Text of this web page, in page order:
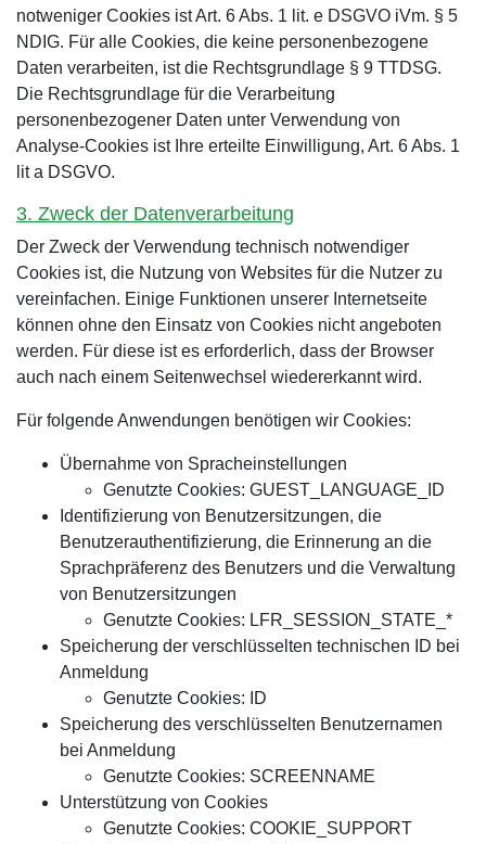
notweniger Cookies ist Art. 6 Abs. 1 lit. e DSGVO iVm. § 5
NDIG. Für alle Cookies, die keine personenbezogene
Daten verarbeiten, ist die Rechtsgrundlage § 9 TTDSG.
Die Rechtsgrundlage für die Verarbeitung
personenbezogener Daten unter Verwendung von
Analyse-Cookies ist Ihre erteilte Einwilligung, Art. 6 Abs. 1
lit a DSGVO.
3. Zweck der Datenverarbeitung
Der Zweck der Verwendung technisch notwendiger
Cookies ist, die Nutzung von Websites für die Nutzer zu
vereinfachen. Einige Funktionen unserer Internetseite
können ohne den Einsatz von Cookies nicht angeboten
werden. Für diese ist es erforderlich, dass der Browser
auch nach einem Seitenwechsel wiedererkannt wird.
Für folgende Anwendungen benötigen wir Cookies:
Übernahme von Spracheinstellungen
Genutzte Cookies: GUEST_LANGUAGE_ID
Identifizierung von Benutzersitzungen, die
Benutzerauthentifizierung, die Erinnerung an die
Sprachpräferenz des Benutzers und die Verwaltung
von Benutzersitzungen
Genutzte Cookies: LFR_SESSION_STATE_*
Speicherung der verschlüsselten technischen ID bei
Anmeldung
Genutzte Cookies: ID
Speicherung des verschlüsselten Benutzernamen
bei Anmeldung
Genutzte Cookies: SCREENNAME
Unterstützung von Cookies
Genutzte Cookies: COOKIE_SUPPORT